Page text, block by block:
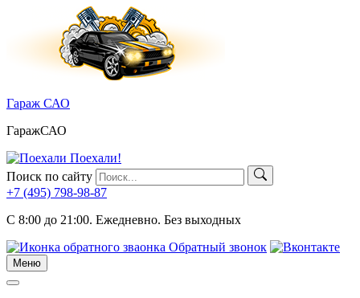
Гараж САО
ГаражСАО
Поехали!
Поиск по сайту
+7 (495) 798-98-87
C 8:00 до 21:00. Ежедневно. Без выходных
Обратный звонок
Меню
Меню